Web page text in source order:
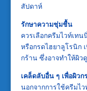
สัปดาห์
รักษาความชุ่มชื้น
ควรเลือกครีมไวท์เท
หรือกรดไฮยาลูโรนิก
กร้าน ซึ่งอาจทำให้ผิว
เคล็ดลับอื่น ๆ เพื่อผิวก
นอกจากการใช้ครีมไ